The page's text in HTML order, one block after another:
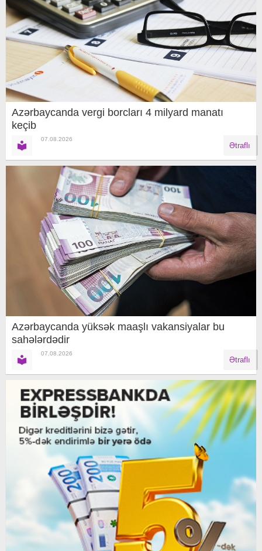
Azərbaycanda vergi borcları 4 milyard manatı
keçib
07.08.2026
Ətraflı
Azərbaycanda yüksək maaşlı vakansiyalar bu
sahələrdədir
07.08.2026
Ətraflı